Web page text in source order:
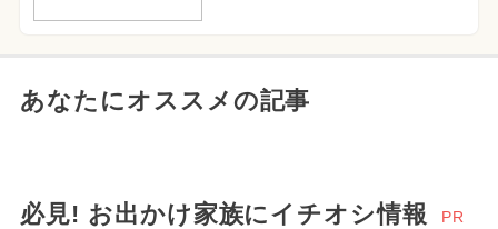
あなたにオススメの記事
必見! お出かけ家族にイチオシ情報 PR